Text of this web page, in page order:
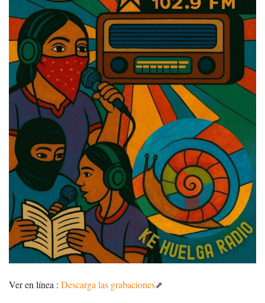
Ver en línea : Descarga las grabaciones